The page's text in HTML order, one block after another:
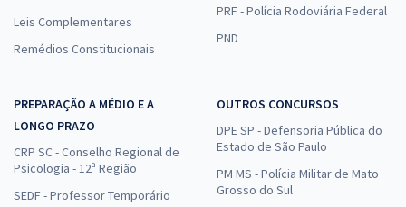
Leis Complementares
Remédios Constitucionais
PRF - Polícia Rodoviária Federal
PND
PREPARAÇÃO A MÉDIO E A
LONGO PRAZO
CRP SC - Conselho Regional de
Psicologia - 12ª Região
SEDF - Professor Temporário
OUTROS CONCURSOS
DPE SP - Defensoria Pública do
Estado de São Paulo
PM MS - Polícia Militar de Mato
Grosso do Sul